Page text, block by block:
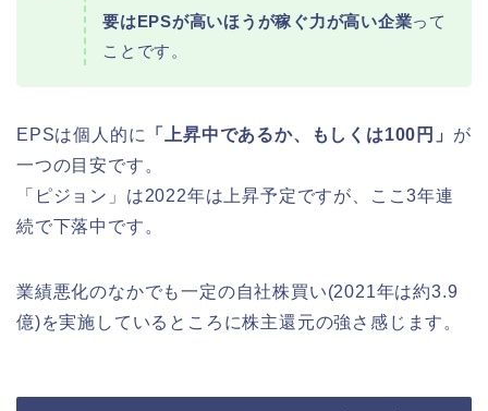
要はEPSが高いほうが稼ぐ力が高い企業って
ことです。
EPSは個人的に 「上昇中であるか、もしくは100円」 が
一つの目安です。
「ピジョン」は2022年は上昇予定ですが、ここ3年連
続で下落中です。
業績悪化のなかでも一定の自社株買い(2021年は約3.9
億)を実施しているところに株主還元の強さ感じます。